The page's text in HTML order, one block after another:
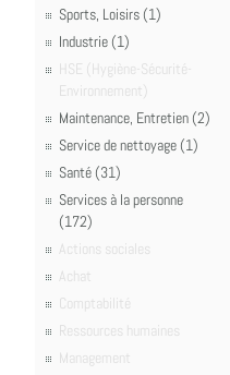
Sports, Loisirs (1)
Industrie (1)
HSE (Hygiène-Sécurité-
Environnement)
Maintenance, Entretien (2)
Service de nettoyage (1)
Santé (31)
Services à la personne
(172)
Actions sociales
Achat
Comptabilité
Ressources humaines
Management